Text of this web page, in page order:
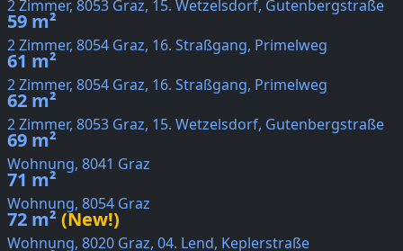
2 Zimmer, 8053 Graz, 15. Wetzelsdorf, Gutenbergstraße
59 m²
2 Zimmer, 8054 Graz, 16. Straßgang, Primelweg
61 m²
2 Zimmer, 8054 Graz, 16. Straßgang, Primelweg
62 m²
2 Zimmer, 8053 Graz, 15. Wetzelsdorf, Gutenbergstraße
69 m²
Wohnung, 8041 Graz
71 m²
Wohnung, 8054 Graz
72 m² (New!)
Wohnung, 8020 Graz, 04. Lend, Keplerstraße